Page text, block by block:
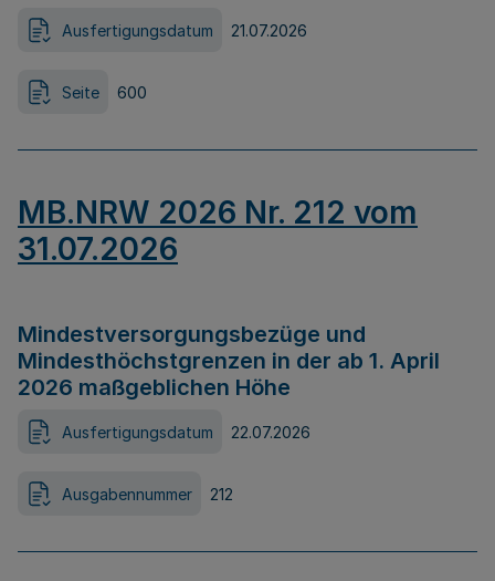
Ausfertigungsdatum 21.07.2026
Seite 600
MB.NRW 2026 Nr. 212 vom
31.07.2026
Mindestversorgungsbezüge und
Mindesthöchstgrenzen in der ab 1. April
2026 maßgeblichen Höhe
Ausfertigungsdatum 22.07.2026
Ausgabennummer 212